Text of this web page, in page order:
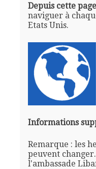
Depuis cette page
naviguer à
Etats Unis.
Informations
Remarque : les
peuvent
l'ambassade